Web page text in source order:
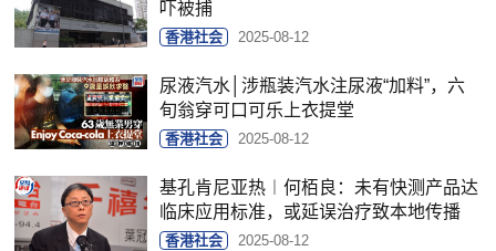
吓被捕
香港社会 2025-08-12
尿液汽水│涉瓶装汽水注尿液“加料”，六
旬翁穿可口可乐上衣提堂
香港社会 2025-08-12
基孔肯尼亚热︱何栢良：未有快测产品达
临床应用标准，或延误治疗致本地传播
香港社会 2025-08-12